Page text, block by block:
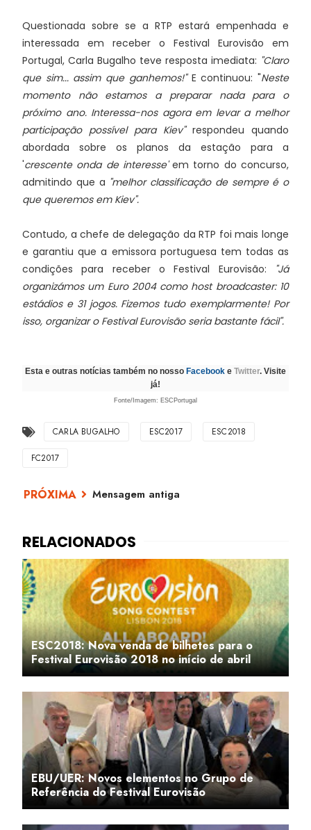
Questionada sobre se a RTP estará empenhada e
interessada em receber o Festival Eurovisão em
Portugal, Carla Bugalho teve resposta imediata: "Claro
que sim... assim que ganhemos!"E continuou: "Neste
momento não estamos a preparar nada para o
próximo ano. Interessa-nos agora em levar a melhor
participação possível para Kiev"respondeu quando
abordada sobre os planos da estação para a
'crescente onda de interesse'em torno do concurso,
admitindo que a "melhor classificação de sempre é o
que queremos em Kiev".
Contudo, a chefe de delegação da RTP foi mais longe
e garantiu que a emissora portuguesa tem todas as
condições para receber o Festival Eurovisão: "Já
organizámos um Euro 2004 como host broadcaster: 10
estádios e 31 jogos. Fizemos tudo exemplarmente! Por
isso, organizar o Festival Eurovisão seria bastante fácil".
Esta e outras notícias também no nosso Facebook e Twitter. Visite
já!
Fonte/Imagem: ESCPortugal
CARLA BUGALHO ESC2017 ESC2018
FC2017
Mensagem antiga
ESC2018: Nova venda de bilhetes para o
Festival Eurovisão 2018 no início de abril
EBU/UER: Novos elementos no Grupo de
Referência do Festival Eurovisão